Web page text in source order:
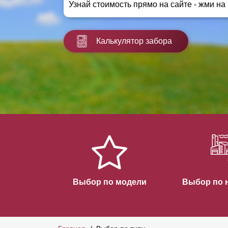
Заборы для дачи
Заборы и ограждения для школ
Забор на участок 10 соток
Узнай стоимость прямо на сайте - жми на
Калькулятор забора
Выбор по модели Выбор по